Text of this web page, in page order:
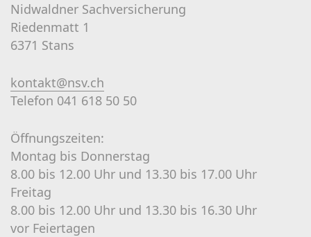
Nidwaldner Sachversicherung
Riedenmatt 1
6371 Stans
kontakt@nsv.ch
Telefon 041 618 50 50
Öffnungszeiten:
Montag bis Donnerstag
8.00 bis 12.00 Uhr und 13.30 bis 17.00 Uhr
Freitag
8.00 bis 12.00 Uhr und 13.30 bis 16.30 Uhr
vor Feiertagen